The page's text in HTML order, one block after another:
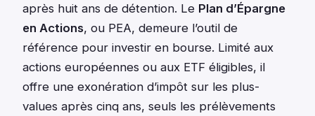
après huit ans de détention. Le Plan d’Épargne
en Actions, ou PEA, demeure l’outil de
référence pour investir en bourse. Limité aux
actions européennes ou aux ETF éligibles, il
offre une exonération d’impôt sur les plus-
values après cinq ans, seuls les prélèvements